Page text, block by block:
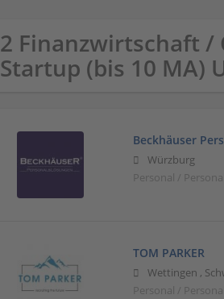
2 Finanzwirtschaft
Startup (bis 10 MA)
Beckhäuser
Würzburg
Personal /
TOM PARKER
Wettingen ,
Personal /